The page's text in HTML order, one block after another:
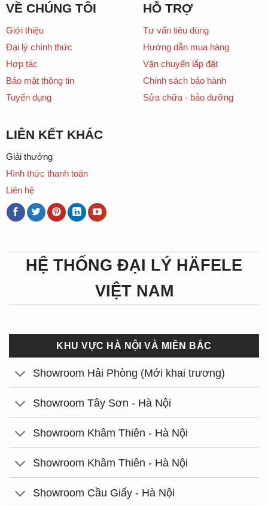
VỀ CHÚNG TÔI
Giới thiệu
Đại lý chính thức
Hợp tác
Bảo mật thông tin
Tuyển dụng
HỖ TRỢ
Tư vấn tiêu dùng
Hướng dẫn mua hàng
Vận chuyển lắp đặt
Chính sách bảo hành
Sửa chữa - bảo dưỡng
LIÊN KẾT KHÁC
Giải thưởng
Hình thức thanh toán
Liên hệ
HỆ THỐNG ĐẠI LÝ HÄFELE
VIỆT NAM
KHU VỰC HÀ NỘI VÀ MIỀN BẮC
Showroom Hải Phòng (Mới khai trương)
Showroom Tây Sơn - Hà Nội
Showroom Khâm Thiên - Hà Nội
Showroom Khâm Thiên - Hà Nội
Showroom Cầu Giấy - Hà Nội